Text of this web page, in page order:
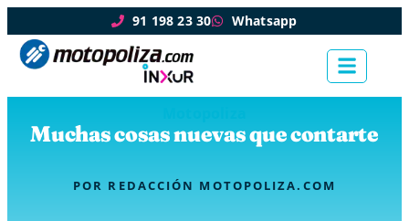
91 198 23 30 Whatsapp
Muchas cosas nuevas que contarte
POR REDACCIÓN MOTOPOLIZA.COM